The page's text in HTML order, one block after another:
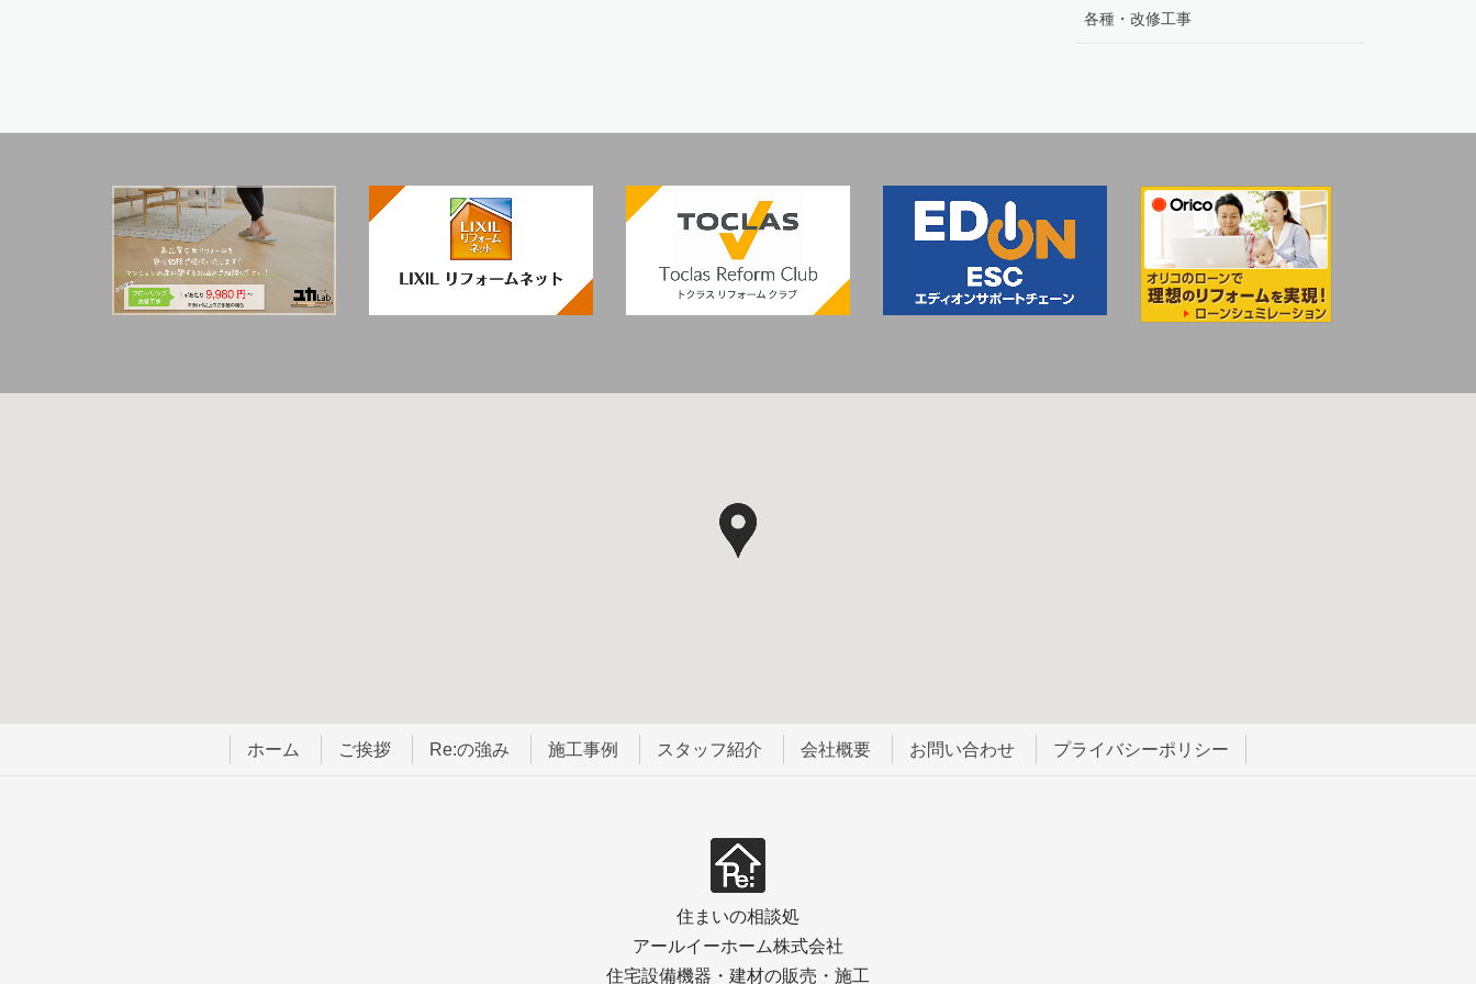
各種・改修工事
ホーム ご挨拶 Re:の強み 施工事例 スタッフ紹介 会社概要 お問い合わせ プライバシーポリシー
住まいの相談処
アールイーホーム株式会社
住宅設備機器・建材の販売・施工